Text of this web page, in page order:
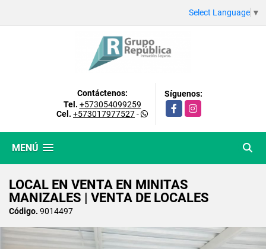
Select Language ▼
Contáctenos:
Tel. +573054099259
Cel. +573017977527-
Síguenos:
FacebookInstagram
MENÚ
LOCAL EN VENTA EN MINITAS
MANIZALES | VENTA DE LOCALES
Código. 9014497